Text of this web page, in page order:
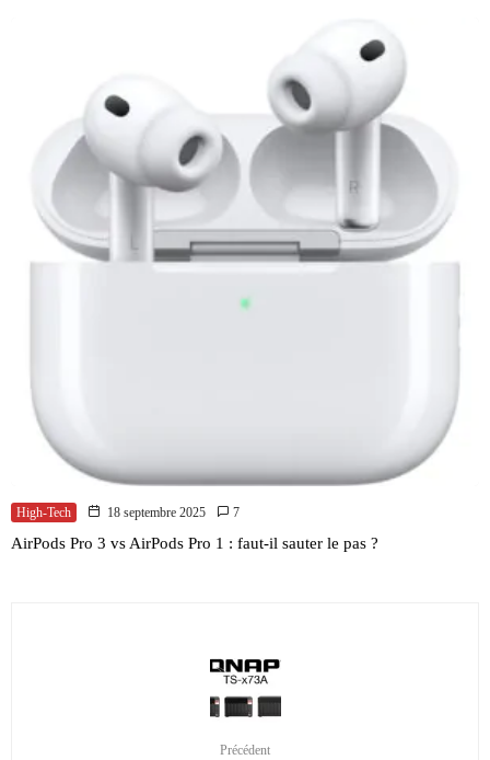
High-Tech 18 septembre 2025 7
AirPods Pro 3 vs AirPods Pro 1 : faut-il sauter le pas ?
Précédent